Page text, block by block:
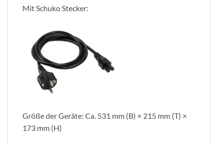
Mit Schuko Stecker:
Größe der Geräte: Ca. 531 mm (B) × 215 mm (T) ×
173 mm (H)